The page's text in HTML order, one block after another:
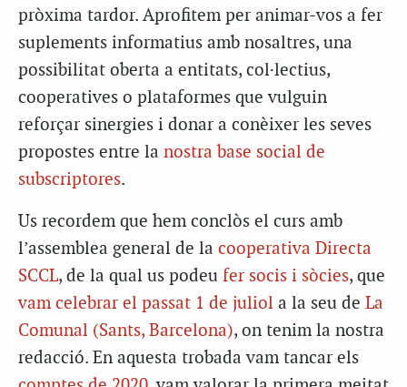
pròxima tardor. Aprofitem per animar-vos a fer
suplements informatius amb nosaltres, una
possibilitat oberta a entitats, col·lectius,
cooperatives o plataformes que vulguin
reforçar sinergies i donar a conèixer les seves
propostes entre la nostra base social de
subscriptores.
Us recordem que hem conclòs el curs amb
l’assemblea general de la cooperativa Directa
SCCL, de la qual us podeu fer socis i sòcies, que
vam celebrar el passat 1 de juliol a la seu de La
Comunal (Sants, Barcelona), on tenim la nostra
redacció. En aquesta trobada vam tancar els